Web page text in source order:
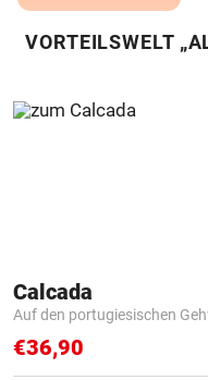
VORTEILSWELT
Calcada
Auf den portugiesischen
€36,90